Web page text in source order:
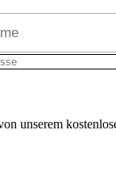
unserem